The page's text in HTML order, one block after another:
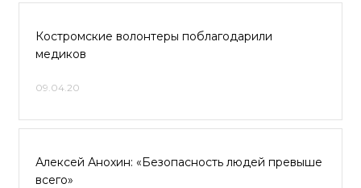
Костромские волонтеры поблагодарили
медиков
09.04.20
Алексей Анохин: «Безопасность людей превыше
всего»